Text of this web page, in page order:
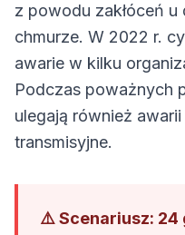
z powodu zakłóceń u
chmurze. W 2022 r.
awarie w kilku
Podczas poważnych
ulegają również
transmisyjne.
⚠️ Scenariusz: 24